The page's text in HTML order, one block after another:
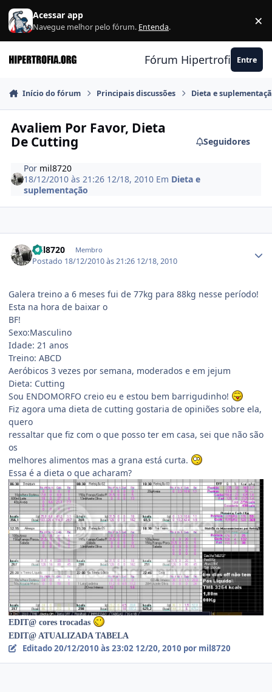
Ir para conteúdo
Acessar app
Navegue melhor pelo fórum. Entenda. ×
Fórum Hipertrofia.org
Entre
Início do fórum Principais discussões Dieta e
Avaliem Por Favor, Dieta
De Cutting
Seguidores
Por mil8720
18/12/2010 às 21:26 12/18, 2010 Em Dieta e
suplementação
mil8720 Membro
Postado 18/12/2010 às 21:26 12/18, 2010
Galera treino a 6 meses fui de 77kg para 88kg nesse período!
Esta na hora de baixar o
BF!
Sexo:Masculino
Idade: 21 anos
Treino: ABCD
Aeróbicos 3 vezes por semana, moderados e em jejum
Dieta: Cutting
Sou ENDOMORFO creio eu e estou bem barrigudinho!
Fiz agora uma dieta de cutting gostaria de opiniões sobre ela,
quero
ressaltar que fiz com o que posso ter em casa, sei que não são
os
melhores alimentos mas a grana está curta.
Essa é a dieta o que acharam?
EDIT@ cores trocadas
EDIT@ ATUALIZADA TABELA
Editado20/12/2010 às 23:02 12/20, 2010 por mil8720